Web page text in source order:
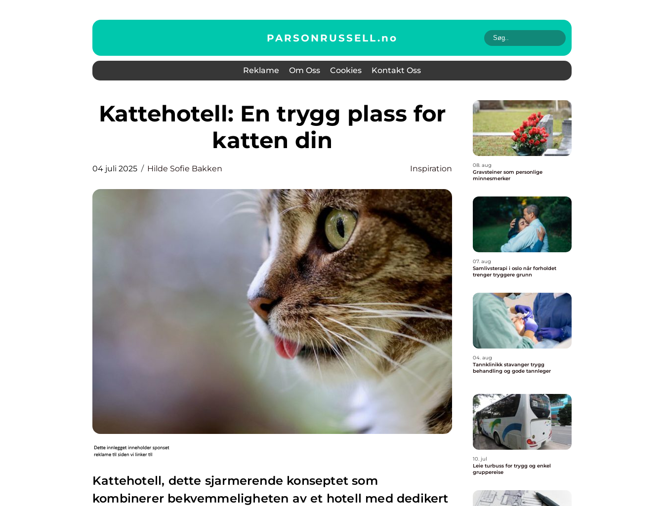
PARSONRUSSELL.no
Reklame Om Oss Cookies Kontakt Oss
Kattehotell: En trygg plass for
katten din
04 juli 2025 Hilde Sofie Bakken Inspiration
Kattehotell, dette sjarmerende konseptet som
kombinerer bekvemmeligheten av et hotell med dedikert
08. aug
Gravsteiner som personlige
minnesmerker
07. aug
Samlivsterapi i oslo når forholdet
trenger tryggere grunn
04. aug
Tannklinikk stavanger trygg
behandling og gode tannleger
10. jul
Leie turbuss for trygg og enkel
gruppereise